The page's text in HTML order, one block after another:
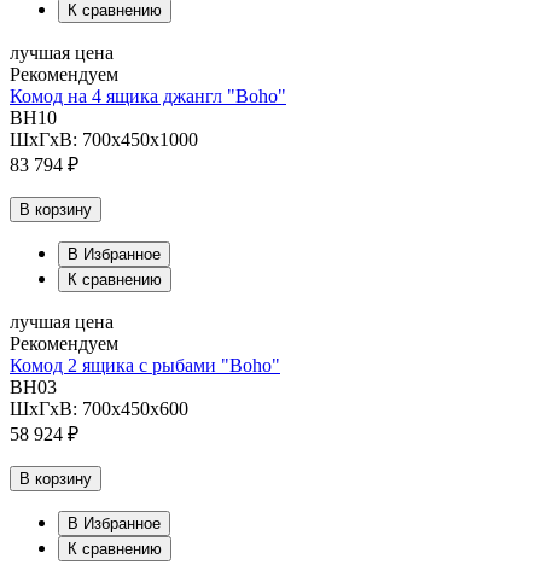
К сравнению
лучшая цена
Рекомендуем
Комод на 4 ящика джангл "Boho"
BH10
ШхГхВ: 700х450х1000
83 794 ₽
В корзину
В Избранное
К сравнению
лучшая цена
Рекомендуем
Комод 2 ящика с рыбами "Boho"
BH03
ШхГхВ: 700х450х600
58 924 ₽
В корзину
В Избранное
К сравнению